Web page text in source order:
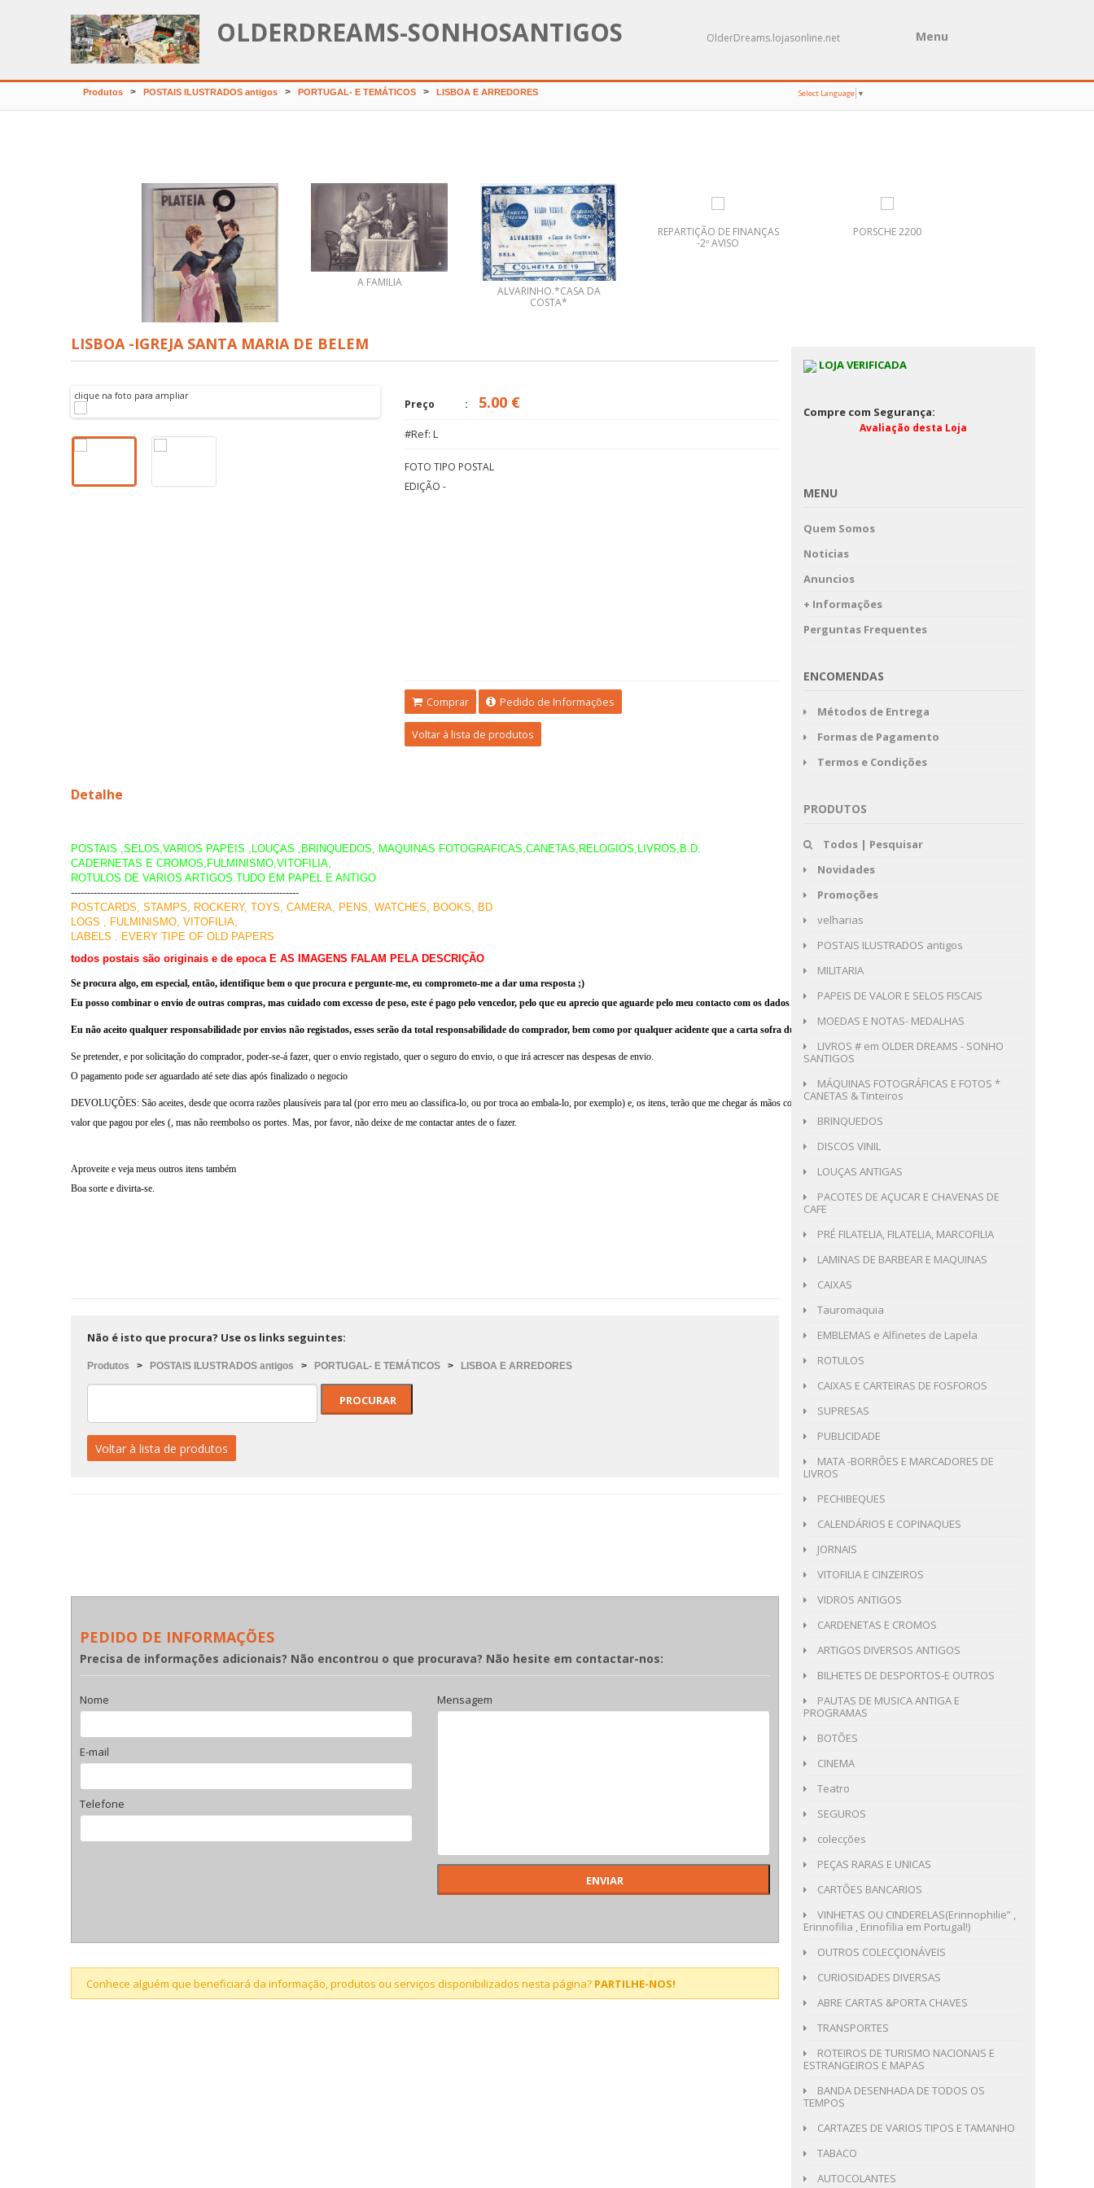
OLDERDREAMS-SONHOSANTIGOS OlderDreams.lojasonline.net Menu
Produtos > POSTAIS ILUSTRADOS antigos > PORTUGAL- E TEMÁTICOS > LISBOA E ARREDORES Select Language ▼
A FAMILIA
ALVARINHO.*CASA DA
COSTA*
REPARTIÇÃO DE FINANÇAS
-2º AVISO
PORSCHE 2200
LISBOA -IGREJA SANTA MARIA DE BELEM
clique na foto para ampliar
Preço 5.00 €
#Ref: L
FOTO TIPO POSTAL
EDIÇÃO -
Comprar Pedido de Informações
Voltar à lista de produtos
Detalhe
POSTAIS ,SELOS,VARIOS PAPEIS ,LOUÇAS ,BRINQUEDOS, MAQUINAS FOTOGRAFICAS,CANETAS,RELOGIOS,LIVROS,B.D.
CADERNETAS E CROMOS,FULMINISMO,VITOFILIA,
ROTULOS DE VARIOS ARTIGOS.TUDO EM PAPEL E ANTIGO
----------------------------------------------------------------------
POSTCARDS, STAMPS, ROCKERY, TOYS, CAMERA, PENS, WATCHES, BOOKS, BD
LOGS , FULMINISMO, VITOFILIA,
LABELS . EVERY TIPE OF OLD PAPERS
todos postais são originais e de epoca E AS IMAGENS FALAM PELA DESCRIÇÃO
Se procura algo, em especial, então, identifique bem o que procura e pergunte-me, eu comprometo-me a dar uma resposta ;)
Eu posso combinar o envio de outras compras, mas cuidado com excesso de peso, este é pago pelo vencedor, pelo que eu aprecio que aguarde pelo meu contacto com os dados de conta bancária
Eu não aceito qualquer responsabilidade por envios não registados, esses serão da total responsabilidade do comprador, bem como por qualquer acidente que a carta sofra durante o envio pelos CTT.
Se pretender, e por solicitação do comprador, poder-se-á fazer, quer o envio registado, quer o seguro do envio, o que irá acrescer nas despesas de envio.
O pagamento pode ser aguardado até sete dias após finalizado o negocio
DEVOLUÇÕES: São aceites, desde que ocorra razões plausíveis para tal (por erro meu ao classifica-lo, ou por troca ao embala-lo, por exemplo) e, os itens, terão que me chegar ás mãos conforme eu os enviei e o comprador será reembolsado do
valor que pagou por eles (, mas não reembolso os portes. Mas, por favor, não deixe de me contactar antes de o fazer.
Aproveite e veja meus outros itens também
Boa sorte e divirta-se.
Não é isto que procura? Use os links seguintes:
Produtos > POSTAIS ILUSTRADOS antigos > PORTUGAL- E TEMÁTICOS > LISBOA E ARREDORES
Voltar à lista de produtos
PEDIDO DE INFORMAÇÕES
Precisa de informações adicionais? Não encontrou o que procurava? Não hesite em contactar-nos:
Nome
E-mail
Telefone
Mensagem
Conhece alguém que beneficiará da informação, produtos ou serviços disponibilizados nesta página? PARTILHE-NOS!
LOJA VERIFICADA
Compre com Segurança:
Avaliação desta Loja
MENU
Quem Somos
Noticias
Anuncios
+ Informações
Perguntas Frequentes
ENCOMENDAS
Métodos de Entrega
Formas de Pagamento
Termos e Condições
PRODUTOS
Todos | Pesquisar
Novidades
Promoções
velharias
POSTAIS ILUSTRADOS antigos
MILITARIA
PAPEIS DE VALOR E SELOS FISCAIS
MOEDAS E NOTAS- MEDALHAS
LIVROS # em OLDER DREAMS - SONHO
SANTIGOS
MÁQUINAS FOTOGRÁFICAS E FOTOS *
CANETAS & Tinteiros
BRINQUEDOS
DISCOS VINIL
LOUÇAS ANTIGAS
PACOTES DE AÇUCAR E CHAVENAS DE
CAFE
PRÉ FILATELIA, FILATELIA, MARCOFILIA
LAMINAS DE BARBEAR E MAQUINAS
CAIXAS
Tauromaquia
EMBLEMAS e Alfinetes de Lapela
ROTULOS
CAIXAS E CARTEIRAS DE FOSFOROS
SUPRESAS
PUBLICIDADE
MATA -BORRÕES E MARCADORES DE
LIVROS
PECHIBEQUES
CALENDÁRIOS E COPINAQUES
JORNAIS
VITOFILIA E CINZEIROS
VIDROS ANTIGOS
CARDENETAS E CROMOS
ARTIGOS DIVERSOS ANTIGOS
BILHETES DE DESPORTOS-E OUTROS
PAUTAS DE MUSICA ANTIGA E
PROGRAMAS
BOTÕES
CINEMA
Teatro
SEGUROS
colecções
PEÇAS RARAS E UNICAS
CARTÕES BANCARIOS
VINHETAS OU CINDERELAS(Erinnophilie” ,
Erinnofilia , Erinofilia em Portugal!)
OUTROS COLECÇIONÁVEIS
CURIOSIDADES DIVERSAS
ABRE CARTAS &PORTA CHAVES
TRANSPORTES
ROTEIROS DE TURISMO NACIONAIS E
ESTRANGEIROS E MAPAS
BANDA DESENHADA DE TODOS OS
TEMPOS
CARTAZES DE VARIOS TIPOS E TAMANHO
TABACO
AUTOCOLANTES